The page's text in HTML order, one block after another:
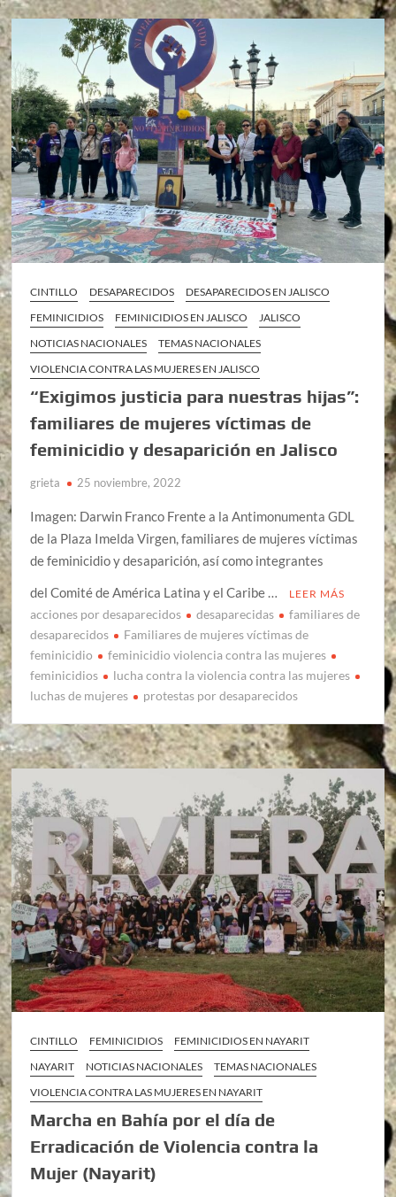
CINTILLO DESAPARECIDOS
DESAPARECIDOS EN JALISCO
FEMINICIDIOS
FEMINICIDIOS EN JALISCO
JALISCO
NOTICIAS NACIONALES
TEMAS NACIONALES
VIOLENCIA CONTRA LAS MUJERES EN JALISCO
“Exigimos justicia para nuestras hijas”:
familiares de mujeres víctimas de
feminicidio y desaparición en Jalisco
grieta 25 noviembre, 2022
Imagen: Darwin Franco Frente a la Antimonumenta GDL
de la Plaza Imelda Virgen, familiares de mujeres víctimas
de feminicidio y desaparición, así como integrantes
del Comité de América Latina y el Caribe …
LEER MÁS
acciones por desaparecidos desaparecidas
familiares de
desaparecidos
Familiares de mujeres víctimas de
feminicidio
feminicidio violencia contra las mujeres
feminicidios
lucha contra la violencia contra las mujeres
luchas de mujeres
protestas por desaparecidos
CINTILLO FEMINICIDIOS
FEMINICIDIOS EN NAYARIT
NAYARIT
NOTICIAS NACIONALES
TEMAS NACIONALES
VIOLENCIA CONTRA LAS MUJERES EN NAYARIT
Marcha en Bahía por el día de
Erradicación de Violencia contra la
Mujer (Nayarit)